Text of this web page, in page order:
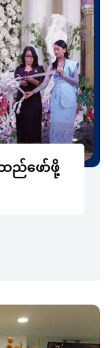
ည်ဖော်ဖို့